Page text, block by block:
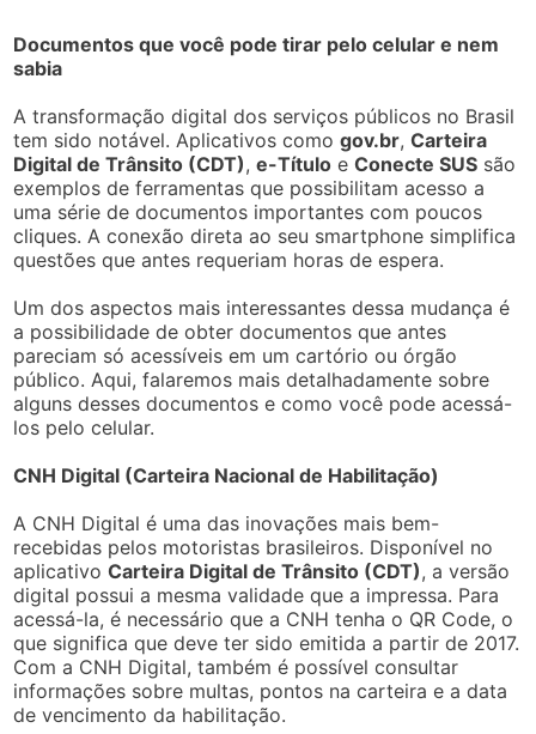
Documentos que você pode tirar pelo celular e nem
sabia
A transformação digital dos serviços públicos no Brasil
tem sido notável. Aplicativos comogov.br,Carteira
Digital de Trânsito (CDT),e-Título eConecte SUS são
exemplos de ferramentas que possibilitam acesso a
uma série de documentos importantes com poucos
cliques. A conexão direta ao seu smartphone simplifica
questões que antes requeriam horas de espera.
Um dos aspectos mais interessantes dessa mudança é
a possibilidade de obter documentos que antes
pareciam só acessíveis em um cartório ou órgão
público. Aqui, falaremos mais detalhadamente sobre
alguns desses documentos e como você pode acessá-
los pelo celular.
CNH Digital (Carteira Nacional de Habilitação)
A CNH Digital é uma das inovações mais bem-
recebidas pelos motoristas brasileiros. Disponível no
aplicativoCarteira Digital de Trânsito (CDT), a versão
digital possui a mesma validade que a impressa. Para
acessá-la, é necessário que a CNH tenha o QR Code, o
que significa que deve ter sido emitida a partir de 2017.
Com a CNH Digital, também é possível consultar
informações sobre multas, pontos na carteira e a data
de vencimento da habilitação.